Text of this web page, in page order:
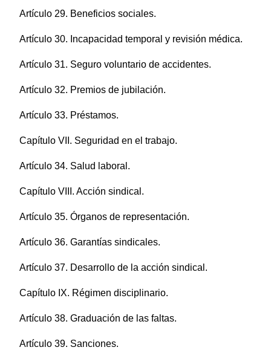
Artículo 29. Beneficios sociales.
Artículo 30. Incapacidad temporal y revisión médica.
Artículo 31. Seguro voluntario de accidentes.
Artículo 32. Premios de jubilación.
Artículo 33. Préstamos.
Capítulo VII. Seguridad en el trabajo.
Artículo 34. Salud laboral.
Capítulo VIII. Acción sindical.
Artículo 35. Órganos de representación.
Artículo 36. Garantías sindicales.
Artículo 37. Desarrollo de la acción sindical.
Capítulo IX. Régimen disciplinario.
Artículo 38. Graduación de las faltas.
Artículo 39. Sanciones.